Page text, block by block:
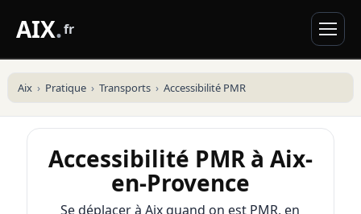
AIX.fr
Aix Pratique Transports Accessibilité PMR
Accessibilité PMR à Aix-
en-Provence
Se déplacer à Aix quand on est PMR, en